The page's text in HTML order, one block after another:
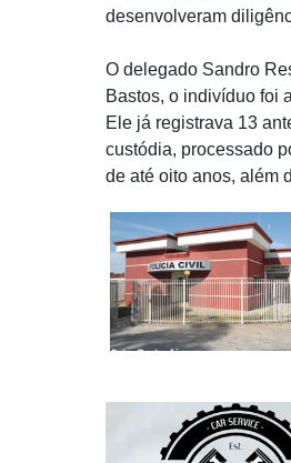
desenvolveram
O delegado Sandro
Bastos, o indivíduo foi
Ele já registrava 13
custódia, processado
de até oito anos, além